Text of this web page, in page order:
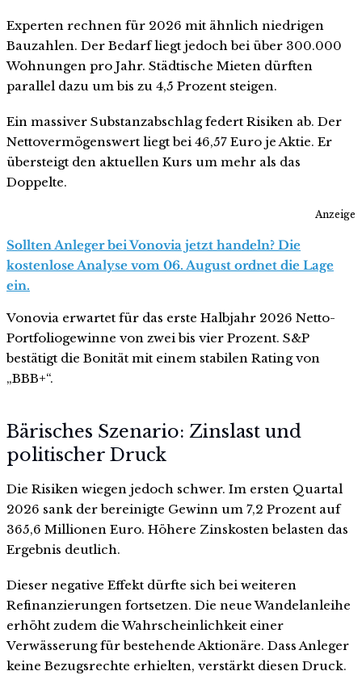
Experten rechnen für 2026 mit ähnlich niedrigen
Bauzahlen. Der Bedarf liegt jedoch bei über 300.000
Wohnungen pro Jahr. Städtische Mieten dürften
parallel dazu um bis zu 4,5 Prozent steigen.
Ein massiver Substanzabschlag federt Risiken ab. Der
Nettovermögenswert liegt bei 46,57 Euro je Aktie. Er
übersteigt den aktuellen Kurs um mehr als das
Doppelte.
Anzeige
Sollten Anleger bei Vonovia jetzt handeln? Die
kostenlose Analyse vom 06. August ordnet die Lage
ein.
Vonovia erwartet für das erste Halbjahr 2026 Netto-
Portfoliogewinne von zwei bis vier Prozent. S&P
bestätigt die Bonität mit einem stabilen Rating von
„BBB+“.
Bärisches Szenario: Zinslast und
politischer Druck
Die Risiken wiegen jedoch schwer. Im ersten Quartal
2026 sank der bereinigte Gewinn um 7,2 Prozent auf
365,6 Millionen Euro. Höhere Zinskosten belasten das
Ergebnis deutlich.
Dieser negative Effekt dürfte sich bei weiteren
Refinanzierungen fortsetzen. Die neue Wandelanleihe
erhöht zudem die Wahrscheinlichkeit einer
Verwässerung für bestehende Aktionäre. Dass Anleger
keine Bezugsrechte erhielten, verstärkt diesen Druck.